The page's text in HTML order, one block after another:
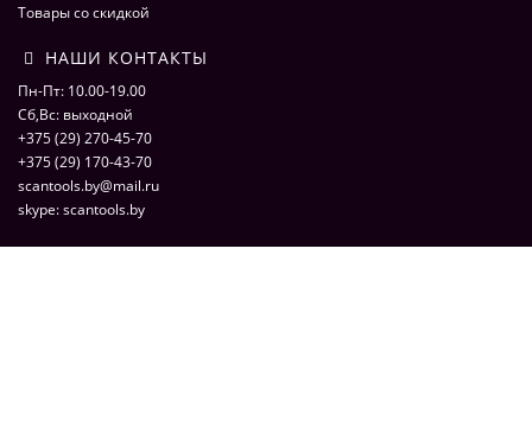
Товары со скидкой
НАШИ КОНТАКТЫ
Пн-Пт: 10.00-19.00
Сб,Вс: выходной
+375 (29) 270-45-70
+375 (29) 170-43-70
scantools.by@mail.ru
skype: scantools.by